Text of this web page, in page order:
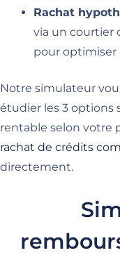
Rachat
via un courtier
pour optimiser
Notre simulateur
étudier les 3
rentable selon votre
rachat de crédits
directement.